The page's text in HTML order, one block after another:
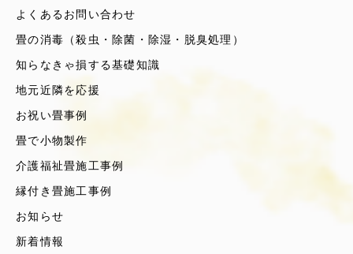
よくあるお問い合わせ
畳の消毒（殺虫・除菌・除湿・脱臭処理）
知らなきゃ損する基礎知識
地元近隣を応援
お祝い畳事例
畳で小物製作
介護福祉畳施工事例
縁付き畳施工事例
お知らせ
新着情報